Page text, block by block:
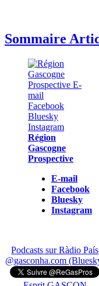
Sommaire
Région
Gascogne
Prospective
E-mail
Facebook
Bluesky
Instagram
Podcasts sur Ràdio País
@gasconha.com